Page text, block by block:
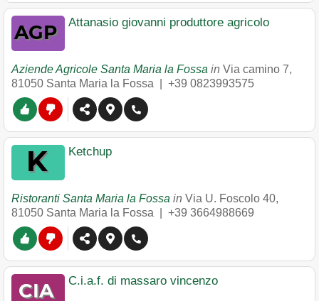
Attanasio giovanni produttore agricolo
Aziende Agricole Santa Maria la Fossa in Via camino 7,
81050 Santa Maria la Fossa +39 0823993575
Ketchup
Ristoranti Santa Maria la Fossa in Via U. Foscolo 40,
81050 Santa Maria la Fossa +39 3664988669
C.i.a.f. di massaro vincenzo